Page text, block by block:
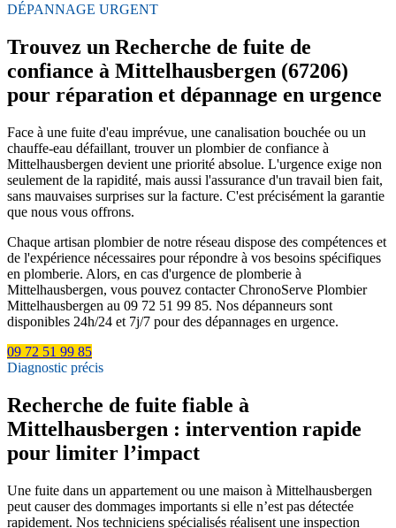
DÉPANNAGE URGENT
Trouvez un Recherche de fuite de
confiance à Mittelhausbergen (67206)
pour réparation et dépannage en urgence
Face à une fuite d'eau imprévue, une canalisation bouchée ou un
chauffe-eau défaillant, trouver un plombier de confiance à
Mittelhausbergen devient une priorité absolue. L'urgence exige non
seulement de la rapidité, mais aussi l'assurance d'un travail bien fait,
sans mauvaises surprises sur la facture. C'est précisément la garantie
que nous vous offrons.
Chaque artisan plombier de notre réseau dispose des compétences et
de l'expérience nécessaires pour répondre à vos besoins spécifiques
en plomberie. Alors, en cas d'urgence de plomberie à
Mittelhausbergen, vous pouvez contacter ChronoServe Plombier
Mittelhausbergen au 09 72 51 99 85. Nos dépanneurs sont
disponibles 24h/24 et 7j/7 pour des dépannages en urgence.
09 72 51 99 85
Diagnostic précis
Recherche de fuite fiable à
Mittelhausbergen : intervention rapide
pour limiter l’impact
Une fuite dans un appartement ou une maison à Mittelhausbergen
peut causer des dommages importants si elle n’est pas détectée
rapidement. Nos techniciens spécialisés réalisent une inspection